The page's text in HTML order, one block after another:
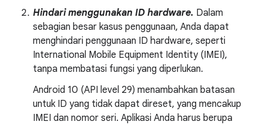
Hindari menggunakan ID hardware. Dalam
sebagian besar kasus penggunaan, Anda dapat
menghindari penggunaan ID hardware, seperti
International Mobile Equipment Identity (IMEI),
tanpa membatasi fungsi yang diperlukan.
Android 10 (API level 29) menambahkan batasan
untuk ID yang tidak dapat direset, yang mencakup
IMEI dan nomor seri. Aplikasi Anda harus berupa